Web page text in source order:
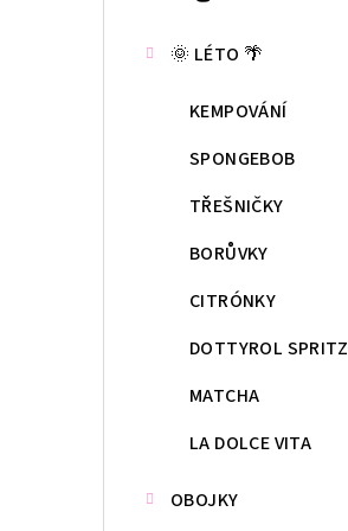
kategorie
🌞 LÉTO 🌴
KEMPOVÁNÍ
SPONGEBOB
TŘEŠNIČKY
BORŮVKY
CITRÓNKY
DOTTYROL SPRITZ
MATCHA
LA DOLCE VITA
OBOJKY